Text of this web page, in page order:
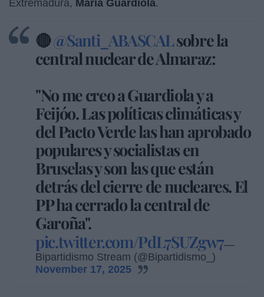
Extremadura, María Guardiola.
🔴@Santi_ABASCALsobre la
central nuclear de Almaraz:
"No me creo a Guardiola y a
Feijóo. Las políticas climáticas y
del Pacto Verde las han aprobado
populares y socialistas en
Bruselas y son las que están
detrás del cierre de nucleares. El
PP ha cerrado la central de
Garoña".
pic.twitter.com/PdL7SUZgw7—
Bipartidismo Stream (@Bipartidismo_)
November 17, 2025